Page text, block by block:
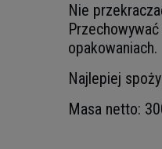
Nie
opakowaniach.
Najlepiej
Masa netto: